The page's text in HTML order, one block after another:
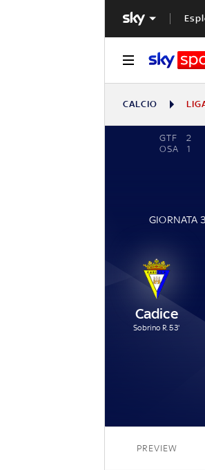
CALCIO
GTF
2
OSA
1
GIORNATA
Cadice
Sobrino R. 53'
PREVIEW